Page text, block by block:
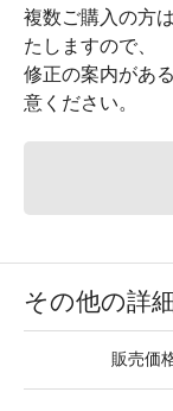
複数ご購入の方
たしますので、
修正の案内があ
意ください。
その他の詳
販売価